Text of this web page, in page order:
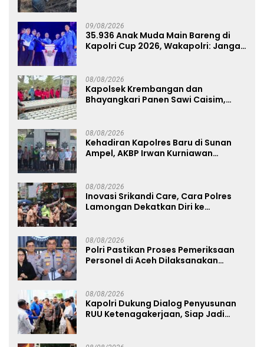
09/08/2026
35.936 Anak Muda Main Bareng di
Kapolri Cup 2026, Wakapolri: Jangan
08/08/2026
Kapolsek Krembangan dan
Bhayangkari Panen Sawi Caisim,
08/08/2026
Kehadiran Kapolres Baru di Sunan
Ampel, AKBP Irwan Kurniawan
08/08/2026
Inovasi Srikandi Care, Cara Polres
Lamongan Dekatkan Diri ke
08/08/2026
Polri Pastikan Proses Pemeriksaan
Personel di Aceh Dilaksanakan
08/08/2026
Kapolri Dukung Dialog Penyusunan
RUU Ketenagakerjaan, Siap Jadi